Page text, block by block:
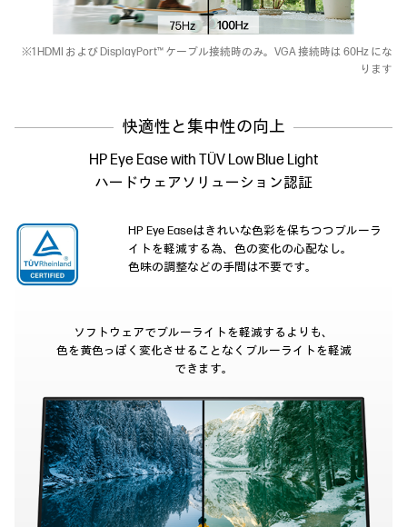
※1 HDMI および DisplayPort™ ケーブル接続時のみ。VGA 接続時は 60Hz にな
ります
快適性と集中性の向上
HP Eye Ease with TÜV Low Blue Light
ハードウェアソリューション認証
HP Eye Easeはきれいな色彩を保ちつつブルーラ
イトを軽減する為、色の変化の心配なし。
色味の調整などの手間は不要です。
ソフトウェアでブルーライトを軽減するよりも、
色を黄色っぽく変化させることなくブルーライトを軽減
できます。